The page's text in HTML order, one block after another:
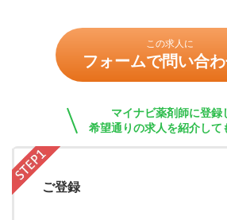
この求人に
フォームで問い合
マイナビ薬剤師に登録
希望通りの求人を紹介して
ご登録